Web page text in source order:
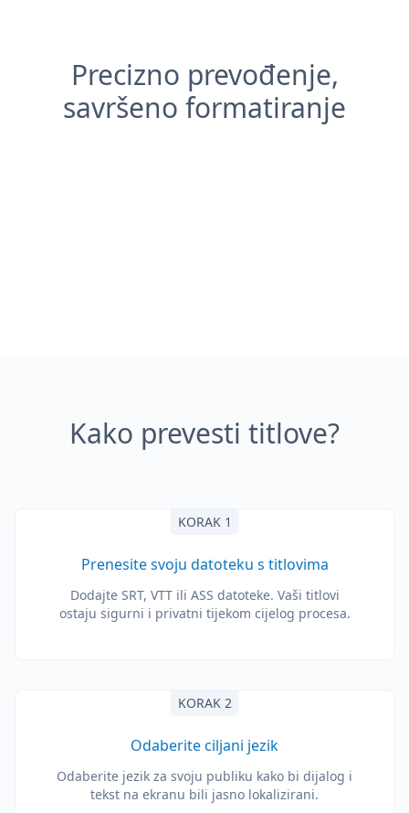
Precizno prevođenje,
savršeno formatiranje
Kako prevesti titlove?
KORAK 1
Prenesite svoju datoteku s titlovima
Dodajte SRT, VTT ili ASS datoteke. Vaši titlovi
ostaju sigurni i privatni tijekom cijelog procesa.
KORAK 2
Odaberite ciljani jezik
Odaberite jezik za svoju publiku kako bi dijalog i
tekst na ekranu bili jasno lokalizirani.